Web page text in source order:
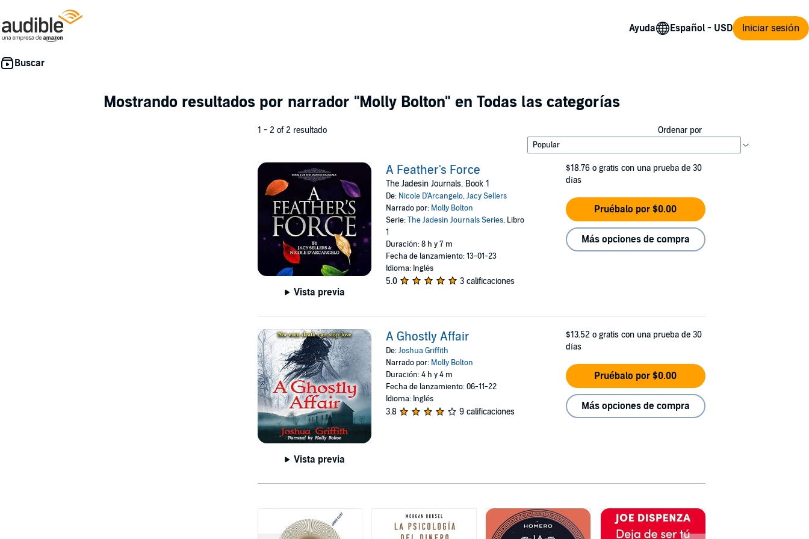
Ayuda Iniciar sesión
Mostrando resultados por narrador "Molly Bolton" en Todas las categorías
1 - 2 of 2 resultado Ordenar por
Vista previa
A Feather's Force
The Jadesin Journals, Book 1
De: Nicole D'Arcangelo,Jacy Sellers
Narrado por: Molly Bolton
Serie:The Jadesin Journals Series, Libro
1
Duración: 8 h y 7 m
Fecha de lanzamiento: 13-01-23
Idioma: Inglés
5.0 3 calificaciones
$18.76 o gratis con una prueba de 30
días
Pruébalo por $0.00
Más opciones de compra
Vista previa
A Ghostly Affair
De:Joshua Griffith
Narrado por: Molly Bolton
Duración: 4 h y 4 m
Fecha de lanzamiento: 06-11-22
Idioma: Inglés
3.8 9 calificaciones
$13.52 o gratis con una prueba de 30
días
Pruébalo por $0.00
Más opciones de compra